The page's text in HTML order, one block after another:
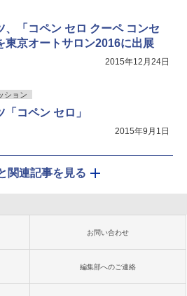
、「コペン セロ クーペ コンセ
東京オートサロン2016に出展
2015年12月24日
ション
「コペン セロ」
2015年9月1日
関連記事を見る
お問い合わせ
編集部へのご連絡